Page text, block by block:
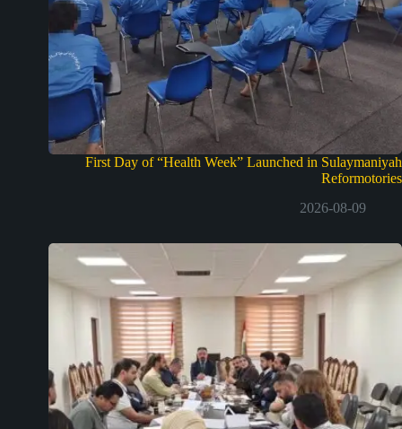
First Day of “Health Week” Launched in Sulaymaniyah
Reformotories
2026-08-09